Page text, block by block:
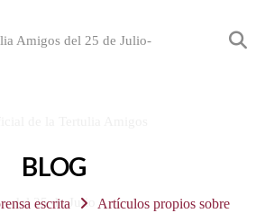
BLOG
escrita
Artículos propios sobre